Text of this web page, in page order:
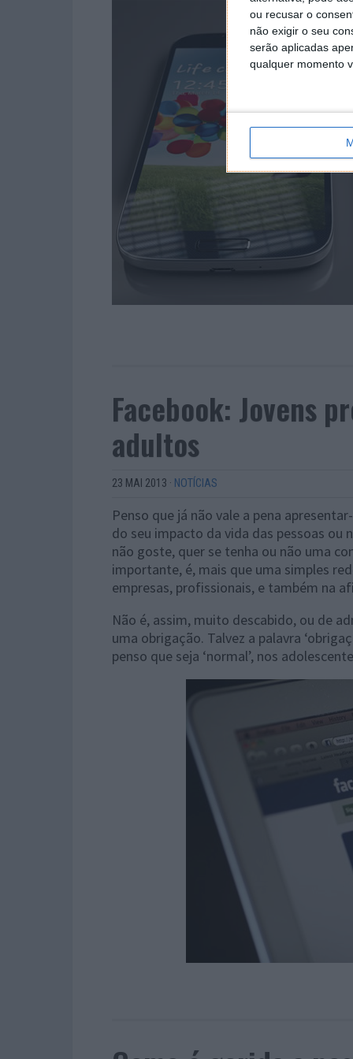
ou recusar o
não exigir o seu
serão aplicadas
qualquer momento
Facebook: Jovens
adultos
23 MAI 2013 · NOTÍCIAS
Penso que já não vale a pena
do seu impacto da vida das pessoas ou
não goste, quer se tenha ou não uma
importante, é, mais que uma simples
empresas, profissionais, e também na
Não é, assim, muito descabido, ou de
uma obrigação. Talvez a palavra
penso que seja ‘normal’, nos